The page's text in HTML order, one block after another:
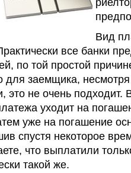
Вид
все банки
по той простой
для заемщика,
не очень подходит.
уходит на
уже на погашение
спустя некоторое
что выплатили
такой же.